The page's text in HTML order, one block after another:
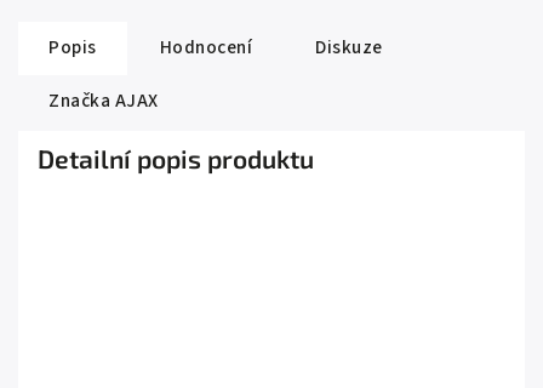
Popis Hodnocení
Diskuze
Značka AJAX
Detailní popis produktu